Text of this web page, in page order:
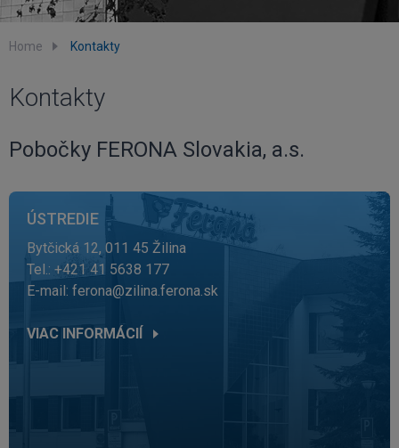
Home Kontakty
Kontakty
Pobočky FERONA Slovakia, a.s.
ÚSTREDIE
Bytčická 12, 011 45 Žilina
Tel.: +421 41 5638 177
E-mail: ferona@zilina.ferona.sk
VIAC INFORMÁCIÍ